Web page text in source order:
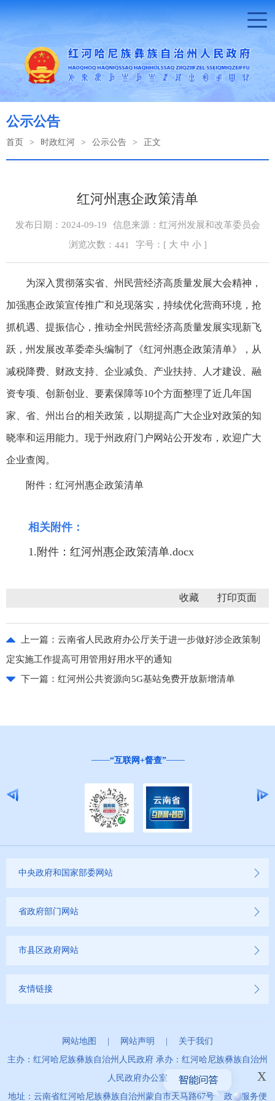
公示公告
首页 > 时政红河 > 公示公告 > 正文
红河州惠企政策清单
发布日期：2024-09-19
信息来源：红河州发展和改革委员会
浏览次数： 441 字号：[ 大 中 小]
为深入贯彻落实省、州民营经济高质量发展大会精神，
加强惠企政策宣传推广和兑现落实，持续优化营商环境，抢
抓机遇、提振信心，推动全州民营经济高质量发展实现新飞
跃，州发展改革委牵头编制了《红河州惠企政策清单》，从
减税降费、财政支持、企业减负、产业扶持、人才建设、融
资专项、创新创业、要素保障等10个方面整理了近几年国
家、省、州出台的相关政策，以期提高广大企业对政策的知
晓率和运用能力。现于州政府门户网站公开发布，欢迎广大
企业查阅。
附件：红河州惠企政策清单
相关附件：
1.附件：红河州惠企政策清单.docx
收藏
上一篇： 云南省人民政府办公厅关于进一步做好涉企政策制
定实施工作提高可用管用好用水平的通知
下一篇： 红河州公共资源向5G基站免费开放新增清单
“互联网+督查”
中央政府和国家部委网站
省政府部门网站
市县区政府网站
友情链接
网站地图 网站声明
关于我们
主办：红河哈尼族彝族自治州人民政府 承办：红河哈尼族彝族自治州
人民政府办公室
地址：云南省红河哈尼族彝族自治州蒙自市天马路67号 政务服务便
x